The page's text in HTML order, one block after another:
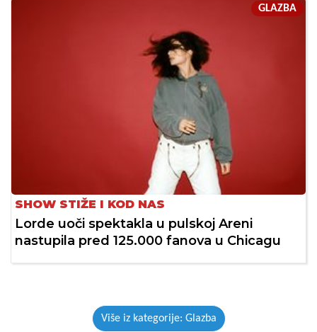
GLAZBA
SHOW STIŽE I KOD NAS
Lorde uoči spektakla u pulskoj Areni
nastupila pred 125.000 fanova u Chicagu
Više iz kategorije: Glazba